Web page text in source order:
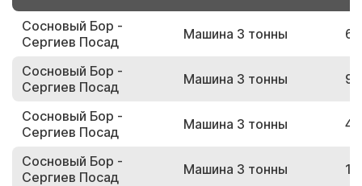
Сосновый Бор -
Сергиев Посад
Машина 3 тонны
Сосновый Бор -
Сергиев Посад
Машина 3 тонны
Сосновый Бор -
Сергиев Посад
Машина 3 тонны
Сосновый Бор -
Сергиев Посад
Машина 3 тонны